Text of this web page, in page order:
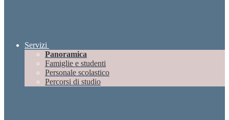
Servizi
Panoramica
Famiglie e studenti
Personale scolastico
Percorsi di studio